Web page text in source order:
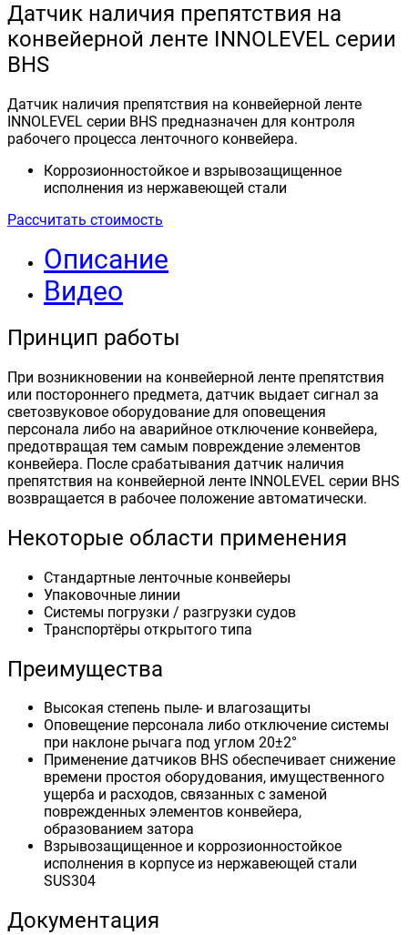
Датчик наличия препятствия на
конвейерной ленте INNOLEVEL серии
BHS
Датчик наличия препятствия на конвейерной ленте
INNOLEVEL серии BHS предназначен для контроля
рабочего процесса ленточного конвейера.
Коррозионностойкое и взрывозащищенное
исполнения из нержавеющей стали
Рассчитать стоимость
Описание
Видео
Принцип работы
При возникновении на конвейерной ленте препятствия
или постороннего предмета, датчик выдает сигнал за
светозвуковое оборудование для оповещения
персонала либо на аварийное отключение конвейера,
предотвращая тем самым повреждение элементов
конвейера. После срабатывания датчик наличия
препятствия на конвейерной ленте INNOLEVEL серии BHS
возвращается в рабочее положение автоматически.
Некоторые области применения
Стандартные ленточные конвейеры
Упаковочные линии
Системы погрузки / разгрузки судов
Транспортёры открытого типа
Преимущества
Высокая степень пыле- и влагозащиты
Оповещение персонала либо отключение системы
при наклоне рычага под углом 20±2°
Применение датчиков BHS обеспечивает снижение
времени простоя оборудования, имущественного
ущерба и расходов, связанных с заменой
поврежденных элементов конвейера,
образованием затора
Взрывозащищенное и коррозионностойкое
исполнения в корпусе из нержавеющей стали
SUS304
Документация